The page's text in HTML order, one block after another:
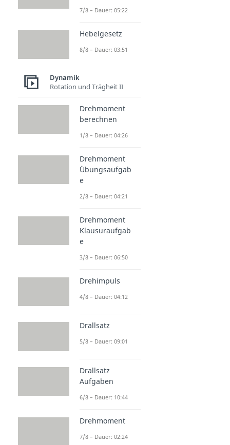
7/8 – Dauer: 05:22
Hebelgesetz
8/8 – Dauer: 03:51
Dynamik
Rotation und Trägheit II
Drehmoment
berechnen
1/8 – Dauer: 04:26
Drehmoment
Übungsaufgab
e
2/8 – Dauer: 04:21
Drehmoment
Klausuraufgab
e
3/8 – Dauer: 06:50
Drehimpuls
4/8 – Dauer: 04:12
Drallsatz
5/8 – Dauer: 09:01
Drallsatz
Aufgaben
6/8 – Dauer: 10:44
Drehmoment
7/8 – Dauer: 02:24